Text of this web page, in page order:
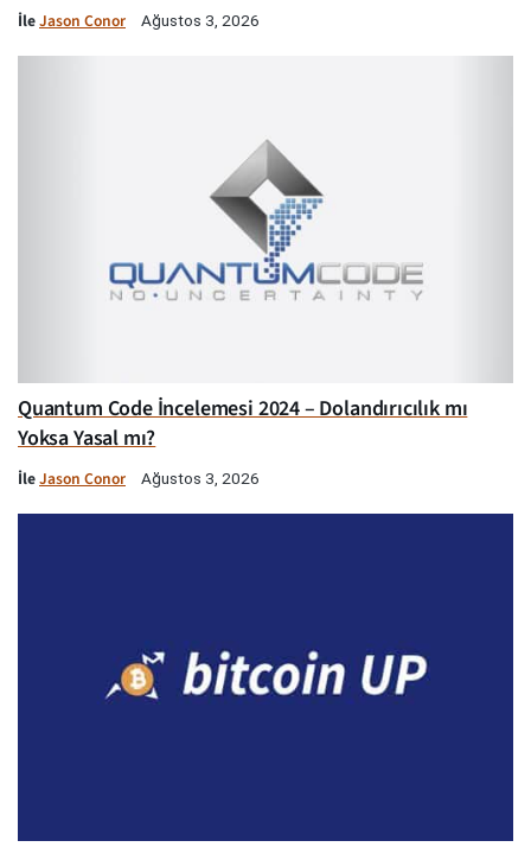
İleJason Conor Ağustos 3, 2026
Quantum Code İncelemesi 2024 – Dolandırıcılık mı
Yoksa Yasal mı?
İleJason Conor Ağustos 3, 2026